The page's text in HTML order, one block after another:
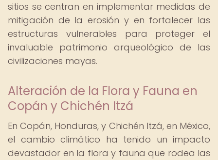
sitios se centran en implementar medidas de
mitigación de la erosión y en fortalecer las
estructuras vulnerables para proteger el
invaluable patrimonio arqueológico de las
civilizaciones mayas.
Alteración de la Flora y Fauna en
Copán y Chichén Itzá
En Copán, Honduras, y Chichén Itzá, en México,
el cambio climático ha tenido un impacto
devastador en la flora y fauna que rodea las